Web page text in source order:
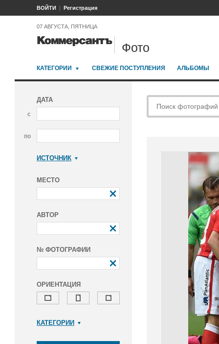
ВОЙТИ Регистрация
07 АВГУСТА, ПЯТНИЦА
Фото
КАТЕГОРИИ СВЕЖИЕ ПОСТУПЛЕНИЯ АЛЬБОМЫ
ДАТА
с
по
ИСТОЧНИК
МЕСТО
АВТОР
№ ФОТОГРАФИИ
ОРИЕНТАЦИЯ
КАТЕГОРИИ